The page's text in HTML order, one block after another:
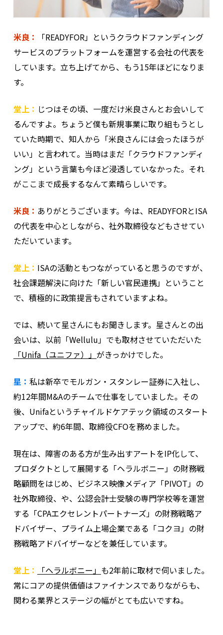
米良：
「READYFOR」というクラウドファンディング
サービスのプラットフォームを運営する会社の代表を
しています。立ち上げてから、もう15年ほどになりま
す。
堂上： じつはその頃、一度だけ米良さんとお会いして
るんですよ。ちょうど僕も新規事業に取り組もうとし
ていた時期で、知人から「米良さんには会ったほうが
いい」と言われて。当時はまだ「クラウドファンディ
ング」という言葉も今ほど浸透していなかった。それ
がここまで成長するなんて素晴らしいです。
米良： ありがとうございます。今は、READYFORとISA
の代表を中心としながら、社外取締役などもさせてい
ただいています。
堂上： ISAの活動ともつながっていると思うのですが、
社会課題解決に向けた「新しい官民連携」ということ
で、積極的に政策提言もされていますよね。
では、続いて星さんにもお聞きします。星さんとの出
会いは、以前「Wellulu」でも取材させていただいた
「Unifa（ユニファ）」 がきっかけでした。
星： 私は新卒でモルガン・スタンレー証券に入社し、
約12年間M&Aのチームで仕事をしていました。その
後、Unifaというチャイルドケアテック領域のスタート
アップで、約6年間、取締役CFOを務めました。
現在は、障害のある方が生み出すアートをIP化して、
プロダクトとして展開する「ヘラルボニー」の財務戦
略顧問をはじめ、ビジネス映像メディア「PIVOT」の
社外取締役、や、公認会計士受験の専門学校等を運営
する「CPAエクセレントパートナーズ」の財務戦略ア
ドバイザー、プライム上場企業である「コクヨ」の財
務戦略アドバイザーなどを兼任しています。
堂上： 「ヘラルボニー」 も2年前に取材で伺いました。
常にコアの提供価値はファイナンスでありながらも、
関わる業界とステージの幅がとても広いですね。